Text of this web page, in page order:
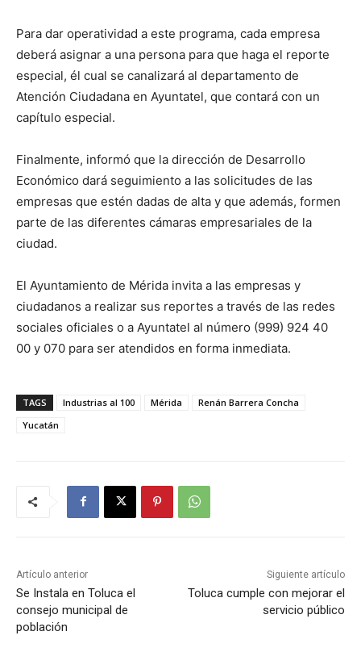
Para dar operatividad a este programa, cada empresa
deberá asignar a una persona para que haga el reporte
especial, él cual se canalizará al departamento de
Atención Ciudadana en Ayuntatel, que contará con un
capítulo especial.
Finalmente, informó que la dirección de Desarrollo
Económico dará seguimiento a las solicitudes de las
empresas que estén dadas de alta y que además, formen
parte de las diferentes cámaras empresariales de la
ciudad.
El Ayuntamiento de Mérida invita a las empresas y
ciudadanos a realizar sus reportes a través de las redes
sociales oficiales o a Ayuntatel al número (999) 924 40
00 y 070 para ser atendidos en forma inmediata.
TAGS Industrias al 100 Mérida
Renán Barrera Concha
Yucatán
Artículo anterior
Se Instala en Toluca el
consejo municipal de
población
Siguiente artículo
Toluca cumple con mejorar el
servicio público